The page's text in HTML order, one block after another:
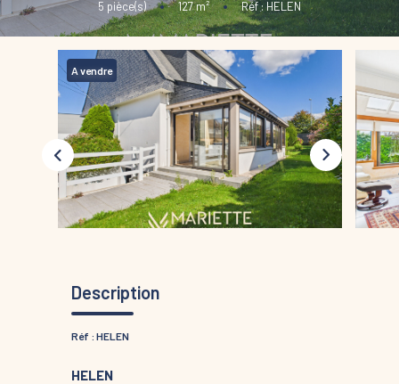
5 pièce(s) • 127m² • Réf : HELEN
A vendre
Description
Réf : HELEN
HELEN